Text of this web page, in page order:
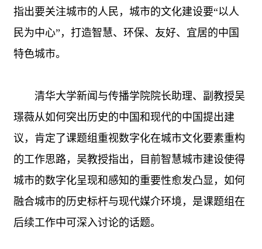
指出要关注城市的人民，城市的文化建设要“以人
民为中心”，打造智慧、环保、友好、宜居的中国
特色城市。
清华大学新闻与传播学院院长助理、副教授吴
璟薇从如何突出历史的中国和现代的中国提出建
议，肯定了课题组重视数字化在城市文化要素重构
的工作思路，吴教授指出，目前智慧城市建设使得
城市的数字化呈现和感知的重要性愈发凸显，如何
融合城市的历史标杆与现代媒介环境，是课题组在
后续工作中可深入讨论的话题。